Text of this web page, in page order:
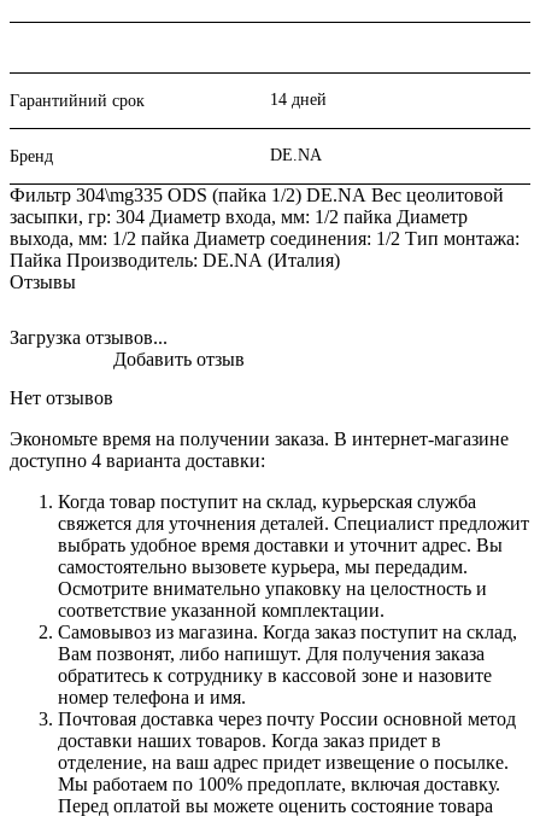
Гарантийний срок 14 дней
Бренд DE.NA
Фильтр 304\mg335 ODS (пайка 1/2) DE.NА Вес цеолитовой
засыпки, гр: 304 Диаметр входа, мм: 1/2 пайка Диаметр
выхода, мм: 1/2 пайка Диаметр соединения: 1/2 Тип монтажа:
Пайка Производитель: DE.NА (Италия)
Отзывы
Загрузка отзывов...
Нет отзывов
Добавить отзыв
Экономьте время на получении заказа. В интернет-магазине
доступно 4 варианта доставки:
Когда товар поступит на склад, курьерская служба
свяжется для уточнения деталей. Специалист предложит
выбрать удобное время доставки и уточнит адрес. Вы
самостоятельно вызовете курьера, мы передадим.
Осмотрите внимательно упаковку на целостность и
соответствие указанной комплектации.
Самовывоз из магазина. Когда заказ поступит на склад,
Вам позвонят, либо напишут. Для получения заказа
обратитесь к сотруднику в кассовой зоне и назовите
номер телефона и имя.
Почтовая доставка через почту России основной метод
доставки наших товаров. Когда заказ придет в
отделение, на ваш адрес придет извещение о посылке.
Мы работаем по 100% предоплате, включая доставку.
Перед оплатой вы можете оценить состояние товара